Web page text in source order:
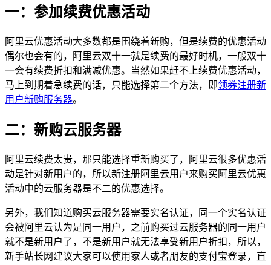
一：参加续费优惠活动
阿里云优惠活动大多数都是围绕着新购，但是续费的优惠活动
偶尔也会有的，阿里云双十一就是续费的最好时机，一般双十
一会有续费折扣和满减优惠。当然如果赶不上续费优惠活动，
马上到期着急续费的话，只能选择第二个方法，即领券注册新
用户新购服务器。
二：新购云服务器
阿里云续费太贵，那只能选择重新购买了，阿里云很多优惠活
动是针对新用户的，所以新注册阿里云用户来购买阿里云优惠
活动中的云服务器是不二的优惠选择。
另外，我们知道购买云服务器需要实名认证，同一个实名认证
会被阿里云认为是同一用户，之前购买过云服务器的同一用户
就不是新用户了，不是新用户就无法享受新用户折扣，所以，
新手站长网建议大家可以使用家人或者朋友的支付宝登录，直